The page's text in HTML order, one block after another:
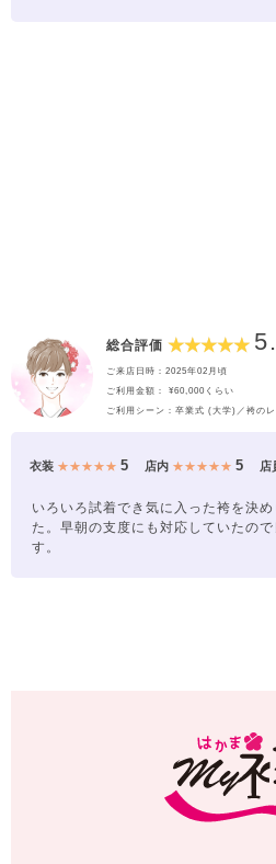
総合評価
ご来店日時：2025年02月頃
ご利用金額： ¥60,000くらい
ご利用シーン：卒業式 (大学)／袴の
衣装 ★★★★★5 店内 ★★★★★ 5 店
いろいろ試着でき気に入った袴を決め
た。早朝の支度にも対応していたの
す。